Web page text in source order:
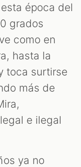
época del
grados
como en
hasta la
toca surtirse
más de
e ilegal
ya no